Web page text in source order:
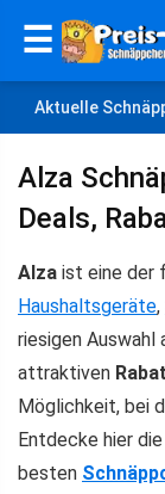
☰
Aktuelle
Alza
Deals,
Alza ist eine der
Haushaltsgeräte,
riesigen Auswahl
attraktiven
Möglichkeit, bei
Entdecke hier die
besten